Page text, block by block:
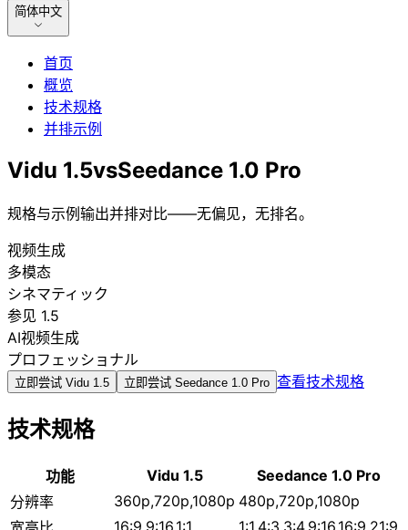
简体中文
首页
概览
技术规格
并排示例
Vidu 1.5vsSeedance 1.0 Pro
规格与示例输出并排对比——无偏见，无排名。
视频生成
多模态
シネマティック
参见 1.5
AI视频生成
プロフェッショナル
立即尝试 Vidu 1.5 立即尝试 Seedance 1.0 Pro 查看技术规格
技术规格
功能 Vidu 1.5
Seedance 1.0 Pro
分辨率
360p,720p,1080p 480p,720p,1080p
16:9,9:16,1:1
1:1,4:3,3:4,9:16,16:9,21:9